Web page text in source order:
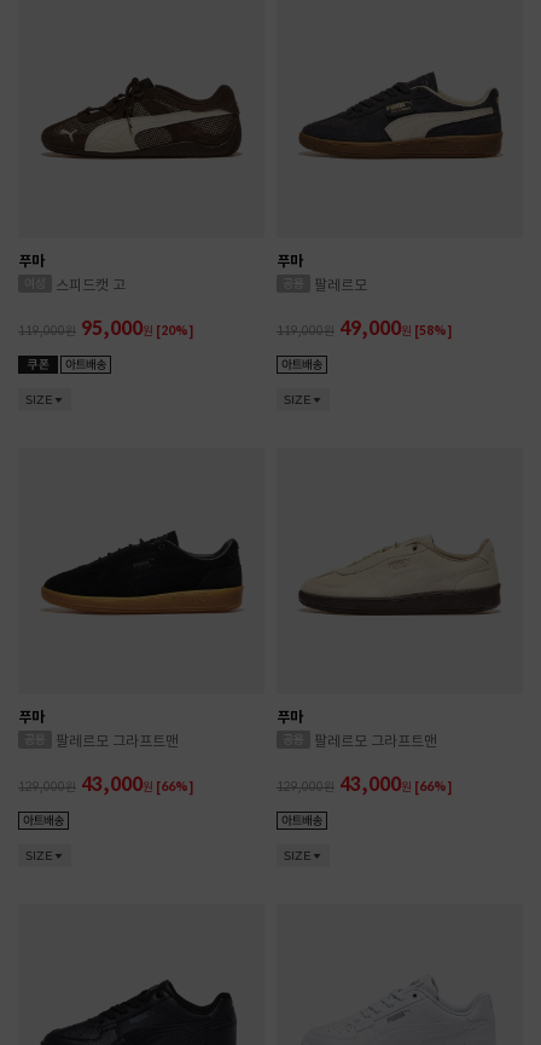
푸마
스피드캣 고
119,000 95,000원 [20%]
SIZE
푸마
팔레르모
119,000 49,000원 [58%]
SIZE
푸마
팔레르모 그라프트맨
129,000 43,000원 [66%]
SIZE
푸마
팔레르모 그라프트맨
129,000 43,000원 [66%]
SIZE